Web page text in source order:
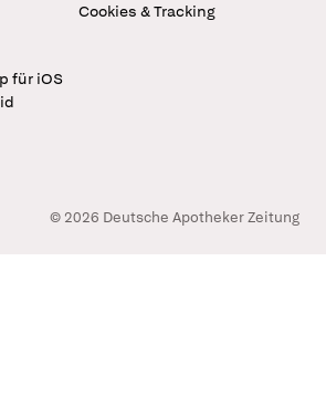
Cookies & Tracking
für iOS
© 2026 Deutsche Apotheker Zeitung